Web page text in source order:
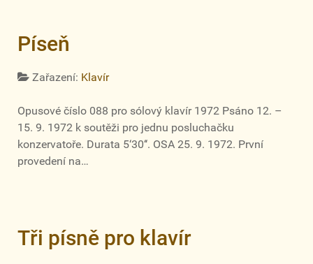
Píseň
Zařazení: Klavír
Opusové číslo 088 pro sólový klavír 1972 Psáno 12. –
15. 9. 1972 k soutěži pro jednu posluchačku
konzervatoře. Durata 5‘30‘‘. OSA 25. 9. 1972. První
provedení na…
Tři písně pro klavír